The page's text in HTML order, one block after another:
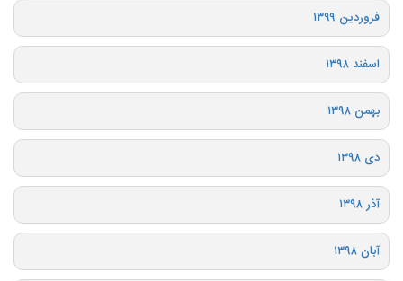
فروردین ۱۳۹۹
اسفند ۱۳۹۸
بهمن ۱۳۹۸
دی ۱۳۹۸
آذر ۱۳۹۸
آبان ۱۳۹۸